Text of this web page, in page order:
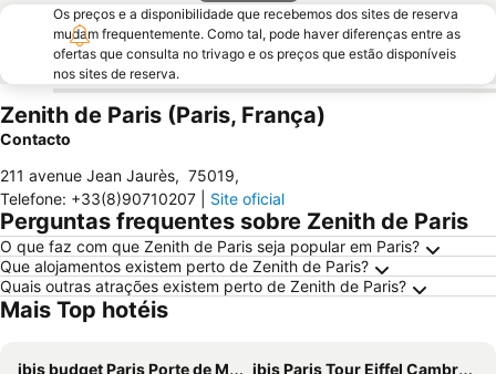
Os preços e a disponibilidade que recebemos dos sites de reserva
mudam frequentemente. Como tal, pode haver diferenças entre as
ofertas que consulta no trivago e os preços que estão disponíveis
nos sites de reserva.
Zenith de Paris (Paris, França)
Contacto
211 avenue Jean Jaurès, 75019,
Telefone: +33(8)90710207 Site oficial
Perguntas frequentes sobre Zenith de Paris
O que faz com que Zenith de Paris seja popular em Paris?
Que alojamentos existem perto de Zenith de Paris?
Quais outras atrações existem perto de Zenith de Paris?
Mais Top hotéis
ibis budget Paris Porte de Montmartre
ibis Paris Tour Eiffel Cambronne 15ème